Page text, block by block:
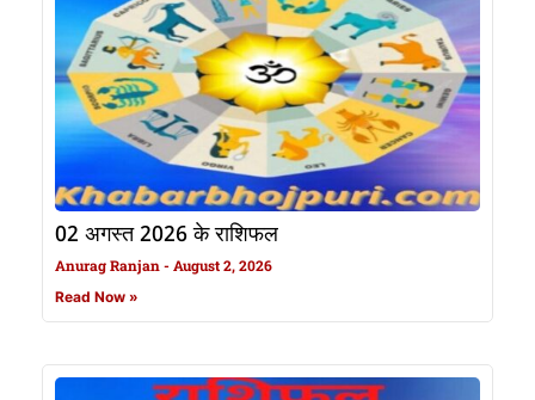
02 अगस्त 2026 के राशिफल
Anurag Ranjan August 2, 2026
Read Now »